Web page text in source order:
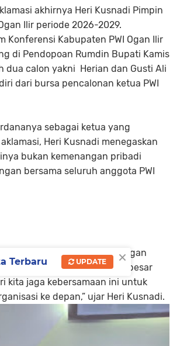
akhirnya Heri Kusnadi Pimpin
Ilir periode 2026-2029.
Konferensi Kabupaten PWI Ogan Ilir
di Pendopoan Rumdin Bupati Kamis
dua calon yakni Herian dan Gusti Ali
dari bursa pencalonan ketua PWI
sebagai ketua yang
Heri Kusnadi menegaskan
bukan kemenangan pribadi
bersama seluruh anggota PWI
bukan kemenangan perorangan
bagi kita semua keluarga besar
kita jaga kebersamaan ini untuk
ke depan,” ujar Heri Kusnadi.
×
Terbaru UPDATE